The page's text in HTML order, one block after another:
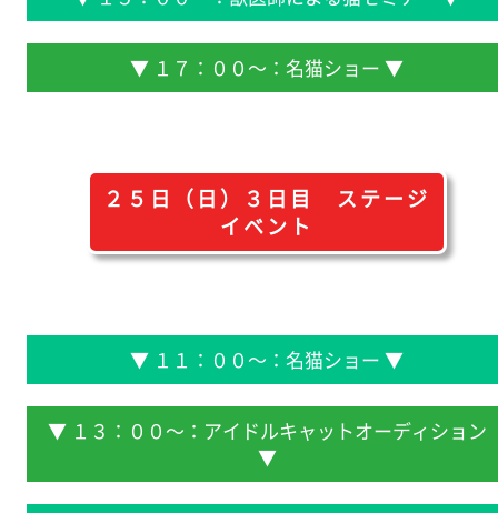
▼ １７：００～：名猫ショー ▼
２５日（日）３日目 ステージ
イベント
▼ １１：００～：名猫ショー ▼
▼ １３：００～：アイドルキャットオーディション
▼